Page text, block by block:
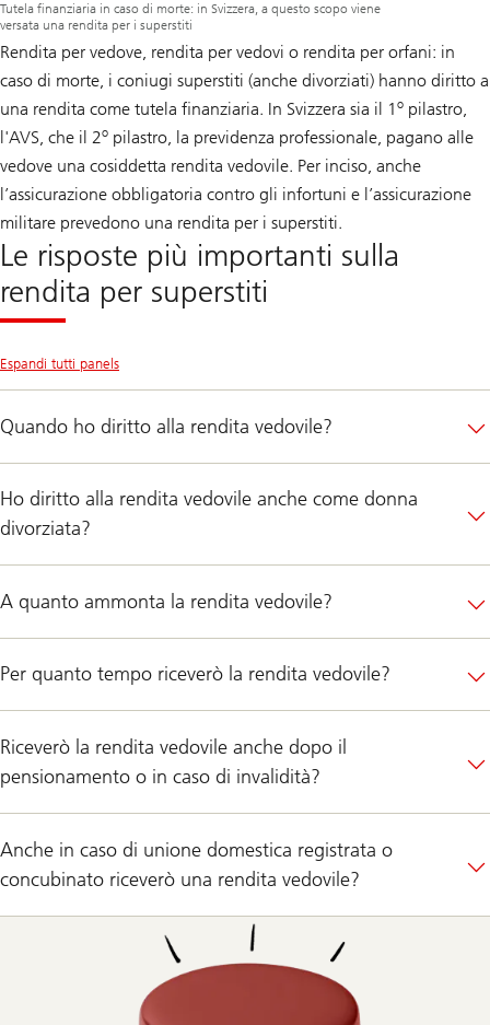
Tutela finanziaria in caso di morte: in Svizzera, a questo scopo viene
versata una rendita per i superstiti
Rendita per vedove, rendita per vedovi o rendita per orfani: in
caso di morte, i coniugi superstiti (anche divorziati) hanno diritto a
una rendita come tutela finanziaria. In Svizzera sia il 1 o pilastro,
l'AVS, che il 2o pilastro, la previdenza professionale, pagano alle
vedove una cosiddetta rendita vedovile. Per inciso, anche
l’assicurazione obbligatoria contro gli infortuni e l’assicurazione
militare prevedono una rendita per i superstiti.
Le risposte più importanti sulla
rendita per superstiti
Espandi tutti panels
Quando ho diritto alla rendita vedovile?
Ho diritto alla rendita vedovile anche come donna
divorziata?
A quanto ammonta la rendita vedovile?
Per quanto tempo riceverò la rendita vedovile?
Riceverò la rendita vedovile anche dopo il
pensionamento o in caso di invalidità?
Anche in caso di unione domestica registrata o
concubinato riceverò una rendita vedovile?